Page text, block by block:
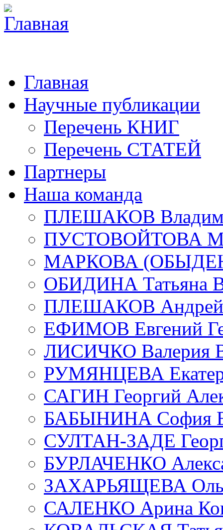
Главная
Научные публикации
Перечень КНИГ
Перечень СТАТЕЙ
Партнеры
Наша команда
ПЛЕШАКОВ
ПУСТОВОЙТОВА
МАРКОВА
ОБИДИНА Татьяна
ПЛЕШАКОВ Андрей
ЕФИМОВ Евгений
ЛИСИЧКО Валерия
РУМЯНЦЕВА
САГИН Георгий
БАБЫНИНА София
СУЛТАН-ЗАДЕ
БУРЛАЧЕНКО
ЗАХАРЬЯЩЕВА
САЛЕНКО Арина